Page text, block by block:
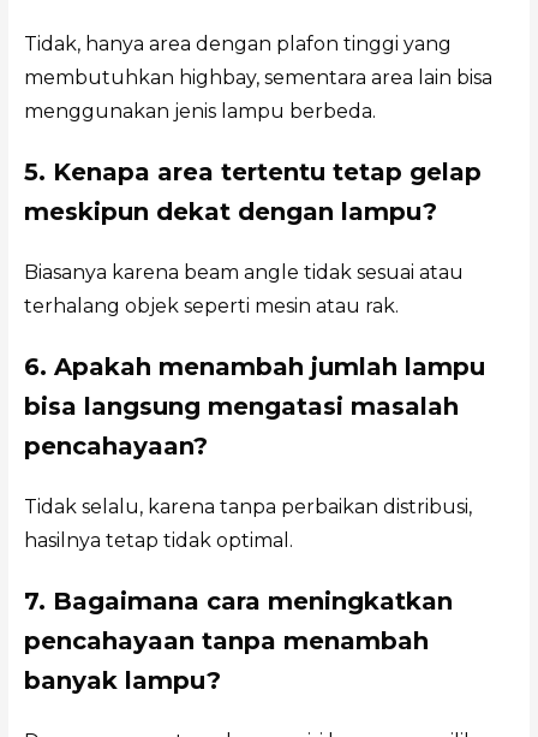
Tidak, hanya area dengan plafon tinggi yang
membutuhkan highbay, sementara area lain bisa
menggunakan jenis lampu berbeda.
5. Kenapa area tertentu tetap gelap
meskipun dekat dengan lampu?
Biasanya karena beam angle tidak sesuai atau
terhalang objek seperti mesin atau rak.
6. Apakah menambah jumlah lampu
bisa langsung mengatasi masalah
pencahayaan?
Tidak selalu, karena tanpa perbaikan distribusi,
hasilnya tetap tidak optimal.
7. Bagaimana cara meningkatkan
pencahayaan tanpa menambah
banyak lampu?